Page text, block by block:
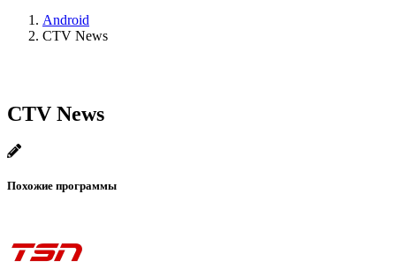
Android
CTV News
CTV News
Похожие программы